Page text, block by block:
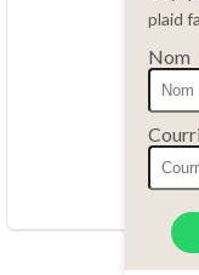
24
plaid
Nom
Português
Русский